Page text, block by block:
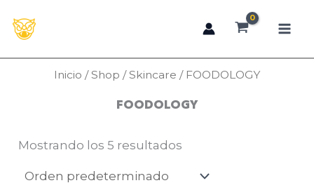
Inicio /Shop /Skincare / FOODOLOGY
FOODOLOGY
Mostrando los 5 resultados